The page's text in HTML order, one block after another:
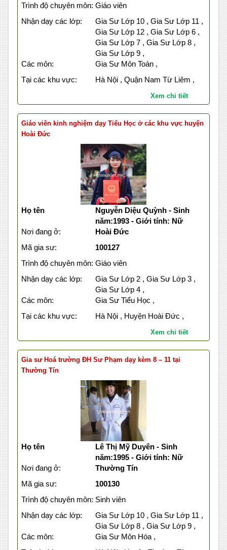
Trình độ chuyên môn: Giáo viên
Nhận dạy các lớp:
Gia Sư Lớp 10 , Gia Sư Lớp 11 ,
Gia Sư Lớp 12 , Gia Sư Lớp 6 ,
Gia Sư Lớp 7 , Gia Sư Lớp 8 ,
Gia Sư Lớp 9 ,
Các môn:
Gia Sư Môn Toán ,
Tại các khu vực:
Hà Nội , Quận Nam Từ Liêm ,
Xem chi tiết
Giáo viên kinh nghiệm dạy Tiểu Học ở các khu vực huyện
Hoài Đức
Họ tên
Nguyễn Diệu Quỳnh - Sinh
năm:1993 - Giới tính: Nữ
Nơi đang ở:
Hoài Đức
Mã gia sư:
100127
Trình độ chuyên môn: Giáo viên
Nhận dạy các lớp:
Gia Sư Lớp 2 , Gia Sư Lớp 3 ,
Gia Sư Lớp 4 ,
Các môn:
Gia Sư Tiểu Học ,
Tại các khu vực:
Hà Nội , Huyện Hoài Đức ,
Xem chi tiết
Gia sư Hoá trường ĐH Sư Phạm dạy kèm 8 – 11 tại
Thường Tín
Họ tên
Lê Thị Mỹ Duyên - Sinh
năm:1995 - Giới tính: Nữ
Nơi đang ở:
Thường Tín
Mã gia sư:
100130
Trình độ chuyên môn: Sinh viên
Nhận dạy các lớp:
Gia Sư Lớp 10 , Gia Sư Lớp 11 ,
Gia Sư Lớp 8 , Gia Sư Lớp 9 ,
Các môn:
Gia Sư Môn Hóa ,